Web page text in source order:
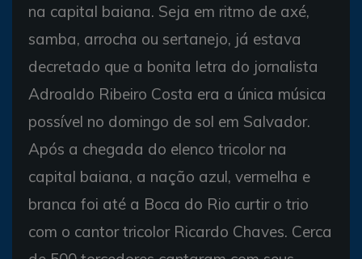
na capital baiana. Seja em ritmo de axé,
samba, arrocha ou sertanejo, já estava
decretado que a bonita letra do jornalista
Adroaldo Ribeiro Costa era a única música
possível no domingo de sol em Salvador.
Após a chegada do elenco tricolor na
capital baiana, a nação azul, vermelha e
branca foi até a Boca do Rio curtir o trio
com o cantor tricolor Ricardo Chaves. Cerca